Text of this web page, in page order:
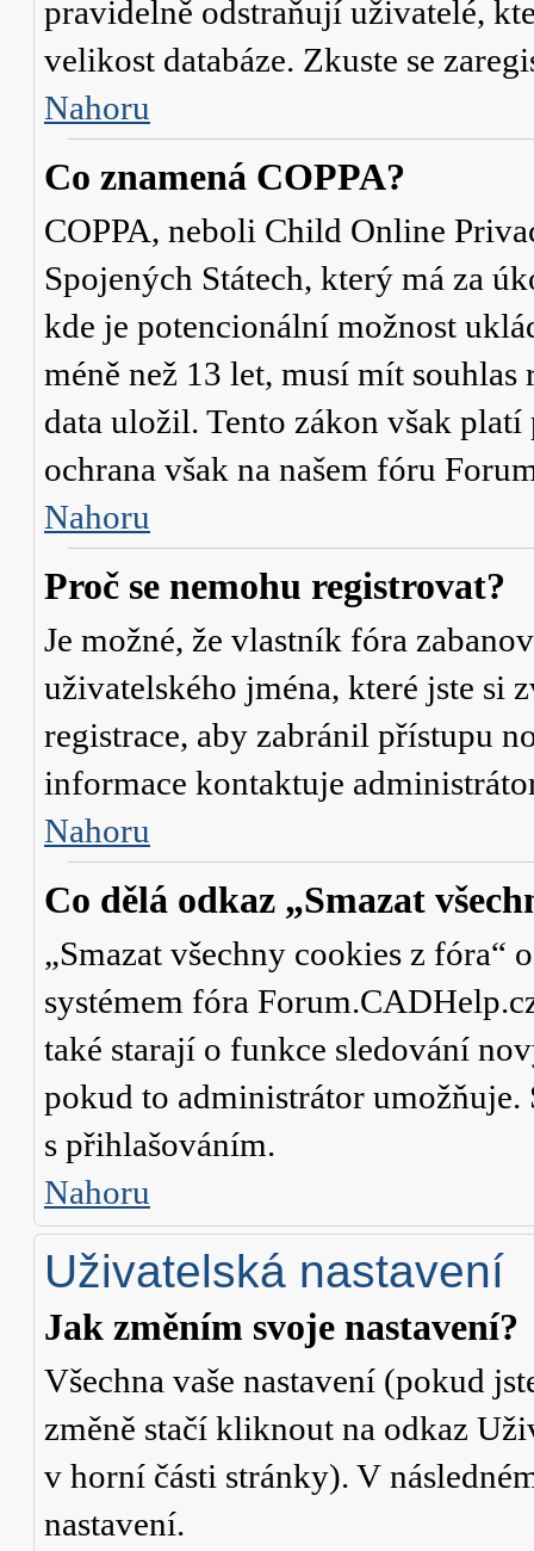
pravidelně odstraňují uživatelé,
velikost databáze. Zkuste se
Nahoru
Co znamená COPPA?
COPPA, neboli Child Online
Spojených Státech, který má za
kde je potencionální možnost
méně než 13 let, musí mít
data uložil. Tento zákon však
ochrana však na našem fóru
Nahoru
Proč se nemohu registrovat?
Je možné, že vlastník fóra
uživatelského jména, které jste
registrace, aby zabránil přístupu
informace kontaktuje
Nahoru
Co dělá odkaz „Smazat
„Smazat všechny cookies z fóra“
systémem fóra
také starají o funkce sledování
pokud to administrátor umožňuje.
s přihlašováním.
Nahoru
Uživatelská nastavení
Jak změním svoje nastavení?
Všechna vaše nastavení (pokud
změně stačí kliknout na odkaz
v horní části stránky). V
nastavení.